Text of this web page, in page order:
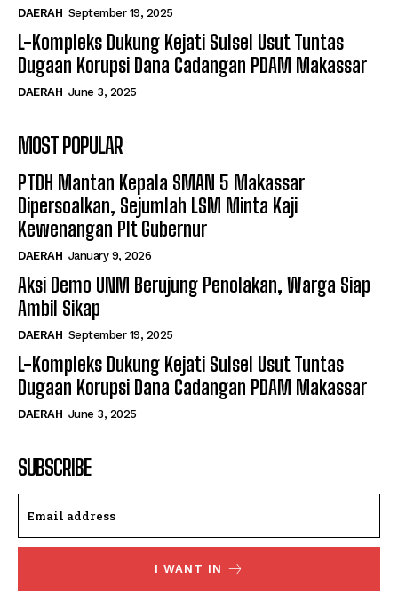
DAERAH September 19, 2025
L-Kompleks Dukung Kejati Sulsel Usut Tuntas
Dugaan Korupsi Dana Cadangan PDAM Makassar
DAERAH June 3, 2025
MOST POPULAR
PTDH Mantan Kepala SMAN 5 Makassar
Dipersoalkan, Sejumlah LSM Minta Kaji
Kewenangan Plt Gubernur
DAERAH January 9, 2026
Aksi Demo UNM Berujung Penolakan, Warga Siap
Ambil Sikap
DAERAH September 19, 2025
L-Kompleks Dukung Kejati Sulsel Usut Tuntas
Dugaan Korupsi Dana Cadangan PDAM Makassar
DAERAH June 3, 2025
SUBSCRIBE
I WANT IN